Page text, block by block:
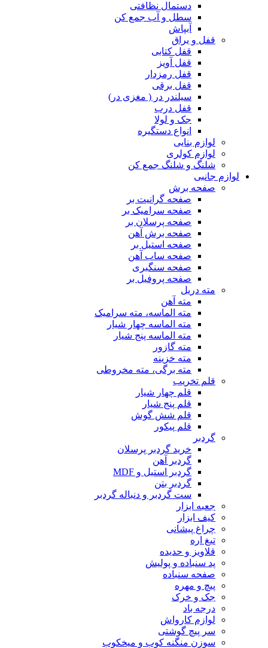
دستمال نظافتی
سطل و آب جمع کن
آبپاش
قفل و یراق
قفل کتابی
قفل آویز
قفل رمزدار
قفل برقی
سیلندر در ( مغزی در)
قفل درب
جک و لولا
انواع دستگیره
لوازم بنایی
لوازم کولری
شلنگ و شلنگ جمع کن
لوازم جانبی
صفحه برش
صفحه گرانیت بر
صفحه سرامیک بر
صفحه پرسلان بر
صفحه برش آهن
صفحه استیل بر
صفحه ساب آهن
صفحه سنگبری
صفحه پروفیل بر
مته دریل
مته آهن
مته الماسه، مته سرامیک
مته الماسه چهار شیار
مته الماسه پنج شیار
مته گازور
مته خزینه
مته برگی، مته مخروطی
قلم تخریب
قلم چهار شیار
قلم پنج شیار
قلم شش گوش
قلم پیکور
گردبر
خرید گردبر پرسلان
گردبر آهن
گردبر استیل و MDF
گردبر بتن
ست گردبر و دنباله گردبر
جعبه ابزار
کیف ابزار
چراغ پیشانی
تیغ اره
قلاویز و حدیده
پد سنباده و پولیش
صفحه سنباده
پیچ و مهره
جک و خرک
درجه باد
لوازم کارواش
سر پیچ گوشتی
سوزن منگنه کوب و میخکوب